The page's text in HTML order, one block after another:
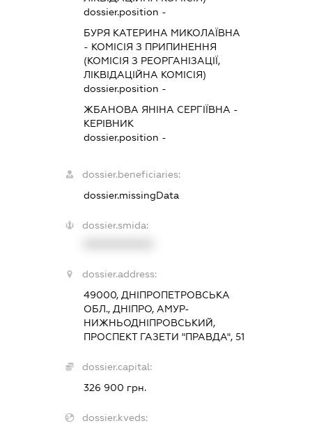
dossier.position -
БУРЯ КАТЕРИНА МИКОЛАЇВНА
- КОМІСІЯ З ПРИПИНЕННЯ
(КОМІСІЯ З РЕОРГАНІЗАЦІЇ,
ЛІКВІДАЦІЙНА КОМІСІЯ)
dossier.position -
ЖБАНОВА ЯНІНА СЕРГІЇВНА -
КЕРІВНИК
dossier.position -
dossier.beneficiaries:
dossier.missingData
dossier.smida:
dossier.address:
49000, ДНІПРОПЕТРОВСЬКА
ОБЛ., ДНІПРО, АМУР-
НИЖНЬОДНІПРОВСЬКИЙ,
ПРОСПЕКТ ГАЗЕТИ "ПРАВДА", 51
dossier.capital:
326 900 грн.
dossier.kveds: